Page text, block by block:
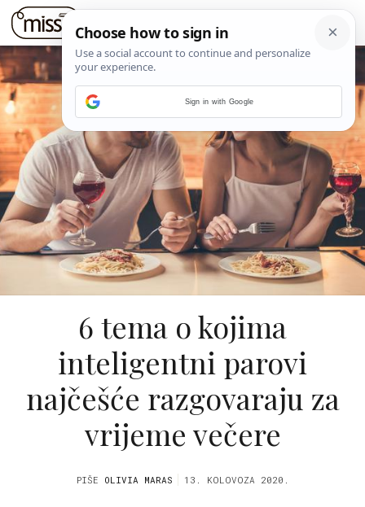
6 tema o kojima
inteligentni parovi
najčešće razgovaraju za
vrijeme večere
PIŠE OLIVIA MARAS 13. KOLOVOZA 2020.
Sign in with Google